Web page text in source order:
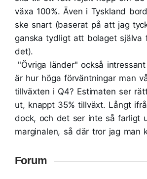
växa 100%. Även i Tyskland
ske snart (baserat på att jag
ganska tydligt att bolaget själva
det).
"Övriga länder" också
är hur höga förväntningar man
tillväxten i Q4? Estimaten ser
ut, knappt 35% tillväxt. Långt
dock, och det ser inte så farligt
marginalen, så där tror jag man
Forum